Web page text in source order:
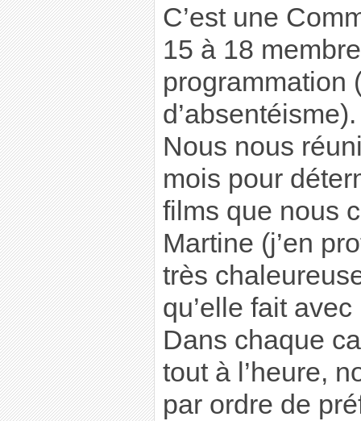
C’est une
15 à 18
programmation
d’absentéisme).
Nous nous
mois pour
films que nous
Martine (j’en
très
qu’elle fait
Dans chaque
tout à l’heure,
par ordre de